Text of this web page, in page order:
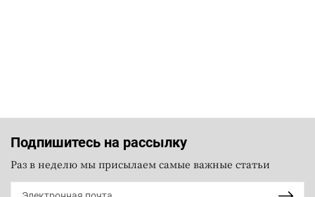
Подпишитесь на рассылку
Раз в неделю мы присылаем самые важные статьи